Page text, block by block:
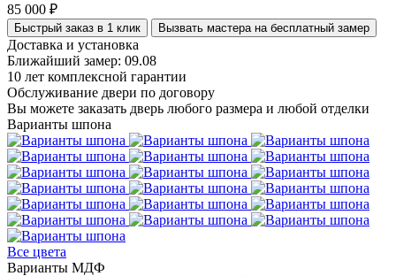
85 000 ₽
Быстрый заказ в 1 клик Вызвать мастера на бесплатный замер
Доставка и установка
Ближайший замер: 09.08
10 лет комплексной гарантии
Обслуживание двери по договору
Вы можете заказать дверь любого размера и любой отделки
Варианты шпона
Все цвета
Варианты МДФ